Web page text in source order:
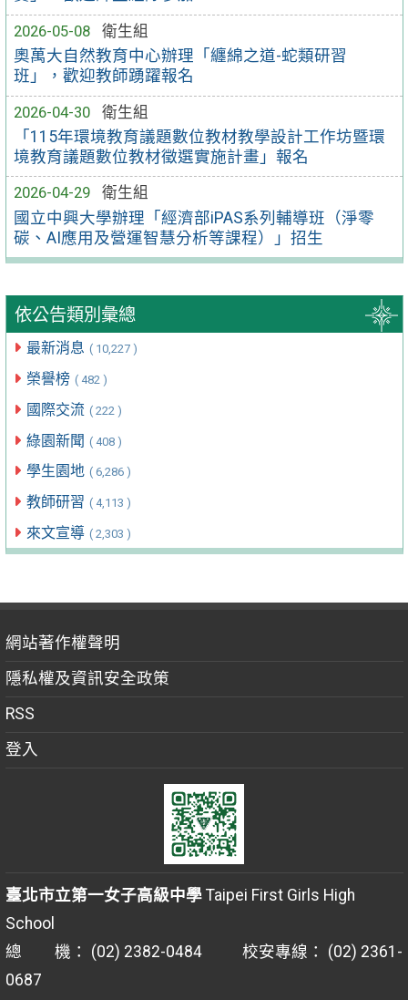
2026-05-08
衛生組
奧萬大自然教育中心辦理「纏綿之道-蛇類研習
班」，歡迎教師踴躍報名
2026-04-30
衛生組
「115年環境教育議題數位教材教學設計工作坊暨環
境教育議題數位教材徵選實施計畫」報名
2026-04-29
衛生組
國立中興大學辦理「經濟部iPAS系列輔導班（淨零
碳、AI應用及營運智慧分析等課程）」招生
依公告類別彙總
最新消息 ( 10,227 )
榮譽榜 ( 482 )
國際交流 ( 222 )
綠園新聞 ( 408 )
學生園地 ( 6,286 )
教師研習 ( 4,113 )
來文宣導 ( 2,303 )
網站著作權聲明
隱私權及資訊安全政策
RSS
登入
臺北市立第一女子高級中學Taipei First Girls High
School
總 機： (02) 2382-0484 校安專線： (02) 2361-
0687